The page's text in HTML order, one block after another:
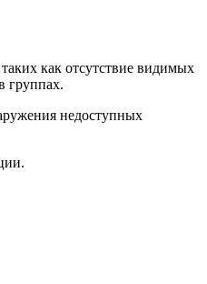
таких как отсутствие видимых
группах.
недоступных